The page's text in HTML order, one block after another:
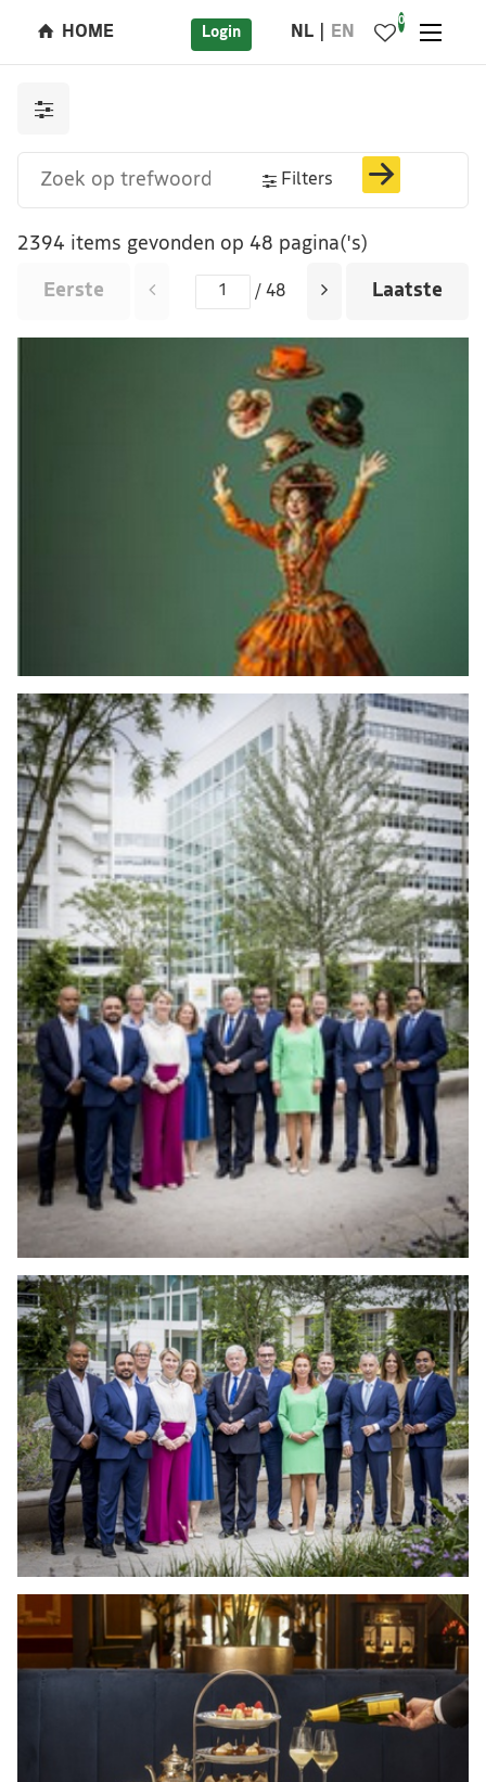
HOME Login NL EN
0
Filters
2394 items gevonden op 48 pagina('s)
Eerste / 48 Laatste